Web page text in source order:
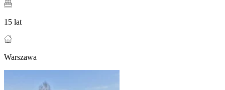
15 lat
Warszawa